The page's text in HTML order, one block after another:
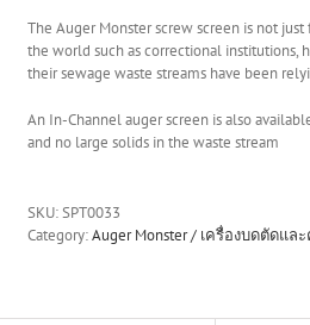
The Auger Monster screw screen is not
the world such as correctional institutions,
their sewage waste streams have been
An In-Channel auger screen is also
and no large solids in the waste stream
SKU:SPT0033
Category:Auger Monster / เครื่องบดตัดแ